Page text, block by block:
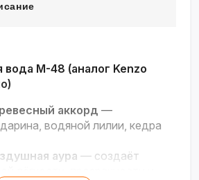
M-48 (аналог Kenzo
аккорд —
водяной лилии, кедра
аура — создаёт